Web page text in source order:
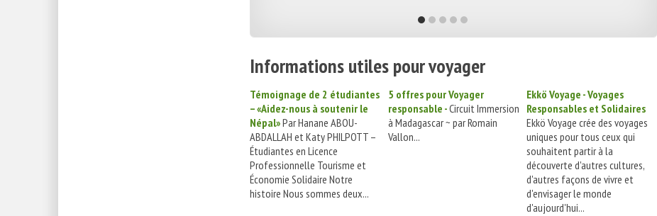
Informations utiles pour voyager
Témoignage de 2 étudiantes
– «Aidez-nous à soutenir le
Népal»Par Hanane ABOU-
ABDALLAH et Katy PHILPOTT –
Étudiantes en Licence
Professionnelle Tourisme et
Économie Solidaire Notre
histoire Nous sommes deux...
5 offres pour Voyager
responsable -Circuit Immersion
à Madagascar ~ par Romain
Vallon...
Ekkö Voyage - Voyages
Responsables et Solidaires
Ekkö Voyage crée des voyages
uniques pour tous ceux qui
souhaitent partir à la
découverte d'autres cultures,
d'autres façons de vivre et
d'envisager le monde
d'aujourd'hui...